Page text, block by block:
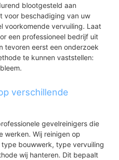
blootgesteld aan
voor beschadiging van uw
voorkomende vervuiling. Laat
een professioneel bedrijf uit
tevoren eerst een onderzoek
te kunnen vaststellen:
verschillende
gevelreinigers die
werken. Wij reinigen op
bouwwerk, type vervuiling
wij hanteren. Dit bepaalt